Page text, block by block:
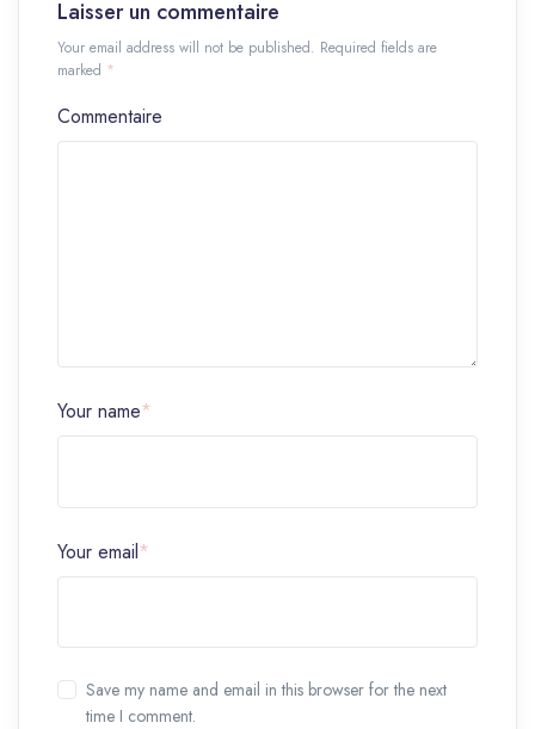
Laisser un commentaire
Your email address will not be published. Required fields are
marked *
Commentaire
Your name*
Your email*
Save my name and email in this browser for the next
time I comment.